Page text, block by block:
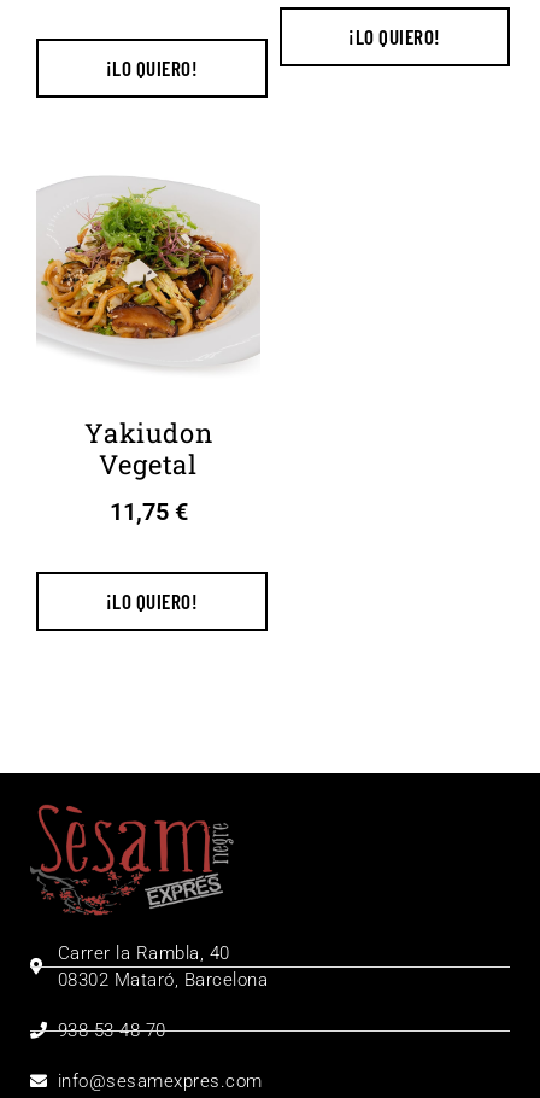
¡LO QUIERO!
¡LO QUIERO!
Yakiudon
Vegetal
11,75 €
¡LO QUIERO!
Carrer la Rambla, 40
08302 Mataró, Barcelona
938 53 48 70
info@sesamexpres.com